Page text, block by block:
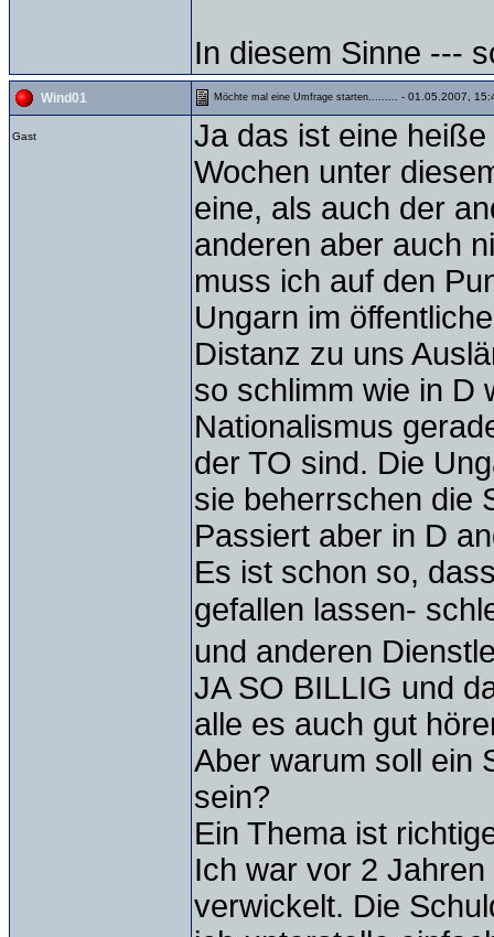
In diesem Sinne ---
Wind01 Möchte mal eine Umfrage starten......... - 01.05.2007,
Gast
Ja das ist eine
Wochen unter
eine, als auch der
anderen aber auch
muss ich auf den
Ungarn im
Distanz zu uns
so schlimm wie in D
Nationalismus
der TO sind. Die
sie beherrschen die
Passiert aber in D
Es ist schon so,
gefallen lassen-
und anderen
JA SO BILLIG und
alle es auch gut
Aber warum soll ein
sein?
Ein Thema ist
Ich war vor 2
verwickelt. Die